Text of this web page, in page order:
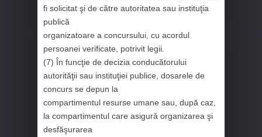
fi solicitat şi de către autoritatea sau instituţia
publică
organizatoare a concursului, cu acordul
persoanei verificate, potrivit legii.
(7) În funcţie de decizia conducătorului
autorităţii sau instituţiei publice, dosarele de
concurs se depun la
compartimentul resurse umane sau, după caz,
la compartimentul care asigură organizarea şi
desfăşurarea